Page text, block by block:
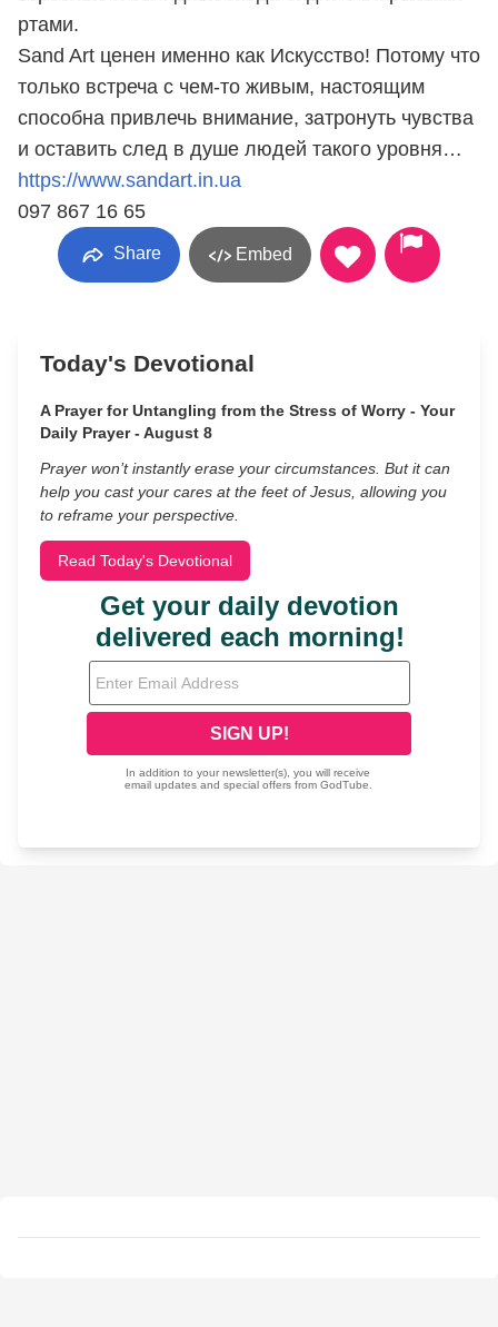
ртами.
Sand Art ценен именно как Искусство! Потому что
только встреча с чем-то живым, настоящим
способна привлечь внимание, затронуть чувства
и оставить след в душе людей такого уровня…
https://www.sandart.in.ua
097 867 16 65
Share Embed
Today's Devotional
A Prayer for Untangling from the Stress of Worry - Your
Daily Prayer - August 8
Prayer won’t instantly erase your circumstances. But it can
help you cast your cares at the feet of Jesus, allowing you
to reframe your perspective.
Read Today's Devotional